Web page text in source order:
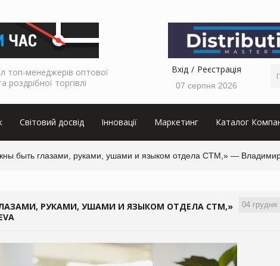
топ-менеджерів оптової
роздрібної торгівлі
Вхід Реєстрація
07 серпня 2026
Світовий досвід Інновації Маркетинг Каталог
быть глазами, руками, ушами и языком отдела СТМ,» —
04 грудня
РУКАМИ, УШАМИ И ЯЗЫКОМ ОТДЕЛА СТМ,»